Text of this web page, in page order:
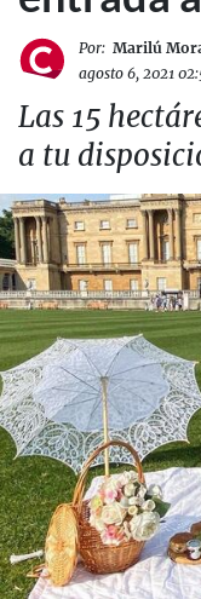
Por: Marilú
agosto 6, 2021
Las 15
a tu